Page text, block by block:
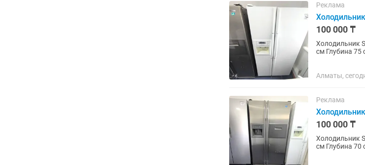
Реклама
100 000 ₸
Холодильник
см Глубина 75 см ✅ Продажа б/у холодильников с официальной гарантией
Алматы,
Реклама
100 000 ₸
Холодильник
см Глубина 70 см ✅ Продажа б/у холодильников с официальной гарантией